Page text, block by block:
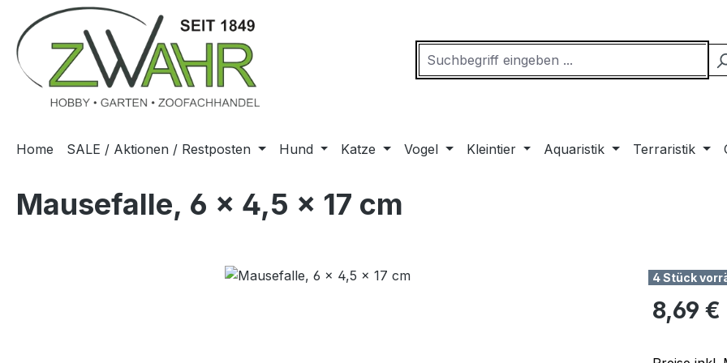
Hauptinhalt springen
Zur Suche springen
Zur Hauptnavigation springen
Home SALE / Aktionen / Restposten Hund Katze Vogel Kleintier Aquaristik Terraristik
Mausefalle, 6 × 4,5 × 17 cm
4 Stück
Regulärer
8,69 €